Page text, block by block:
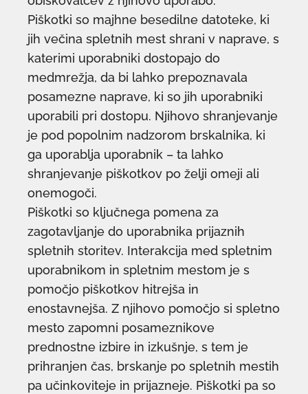
Piškotki so majhne besedilne datoteke, ki
jih večina spletnih mest shrani v naprave, s
katerimi uporabniki dostopajo do
medmrežja, da bi lahko prepoznavala
posamezne naprave, ki so jih uporabniki
uporabili pri dostopu. Njihovo shranjevanje
je pod popolnim nadzorom brskalnika, ki
ga uporablja uporabnik – ta lahko
shranjevanje piškotkov po želji omeji ali
onemogoči.
Piškotki so ključnega pomena za
zagotavljanje do uporabnika prijaznih
spletnih storitev. Interakcija med spletnim
uporabnikom in spletnim mestom je s
pomočjo piškotkov hitrejša in
enostavnejša. Z njihovo pomočjo si spletno
mesto zapomni posameznikove
prednostne izbire in izkušnje, s tem je
prihranjen čas, brskanje po spletnih mestih
pa učinkoviteje in prijazneje. Piškotki pa so